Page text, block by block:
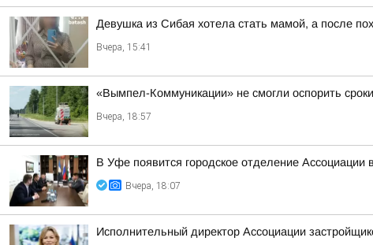
Девушка из Сибая хотела стать мамой, а после
Вчера, 15:41
«Вымпел-Коммуникации» не смогли оспорить
Вчера, 18:57
В Уфе появится городское отделение
Вчера, 18:07
Исполнительный директор Ассоциации